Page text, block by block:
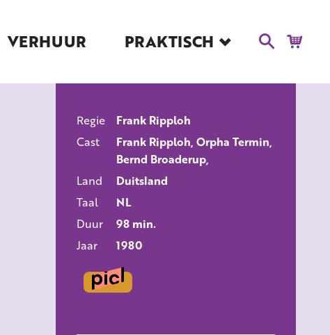
VERHUUR PRAKTISCH
Blog
Educatie
Kaartverkoop en
Tarieven
Over Het Ketelhuis
ALLE FILMS
Regie
Frank Ripploh
Cast
Frank Ripploh, Orpha Termin,
Bernd Broaderup,
Land
Duitsland
Taal
NL
Duur
98 min.
Jaar
1980